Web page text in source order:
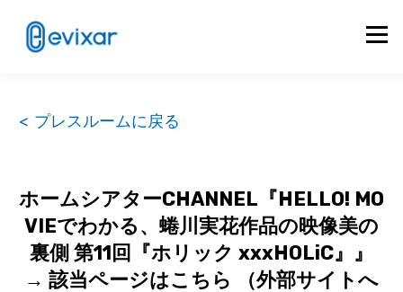
< プレスルームに戻る
ホームシアターCHANNEL『HELLO! MO
VIEでわかる、蜷川実花作品の映像美の
裏側 第11回『ホリック xxxHOLiC』』
→ 該当ページはこちら （外部サイトへ